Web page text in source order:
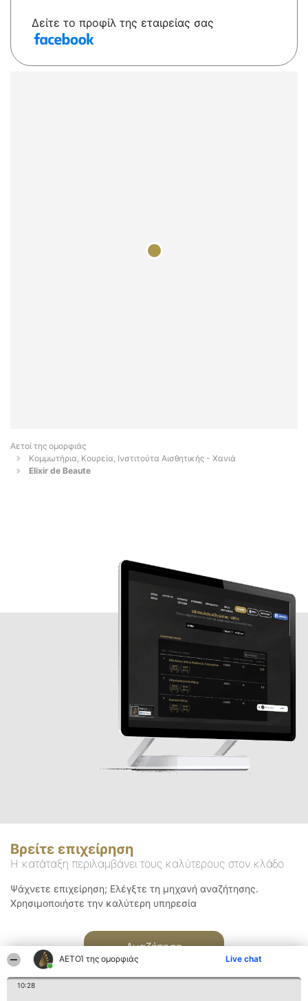
ΑΕΤΟΊ της ομορφιάς Live chat
10:28
Δείτε το προφίλ της εταιρείας σας
Αετοί της ομορφιάς
Κομμωτήρια, Κουρεία, Ινστιτούτα Αισθητικής - Χανιά
Elixir de Beaute
Βρείτε επιχείρηση
Η κατάταξη περιλαμβάνει τους καλύτερους στον κλάδο
Ψάχνετε επιχείρηση; Ελέγξτε τη μηχανή αναζήτησης.
Χρησιμοποιήστε την καλύτερη υπηρεσία
Αναζήτηση